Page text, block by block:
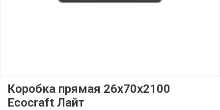
Коробка прямая 26х70х2100
Ecocraft Лайт